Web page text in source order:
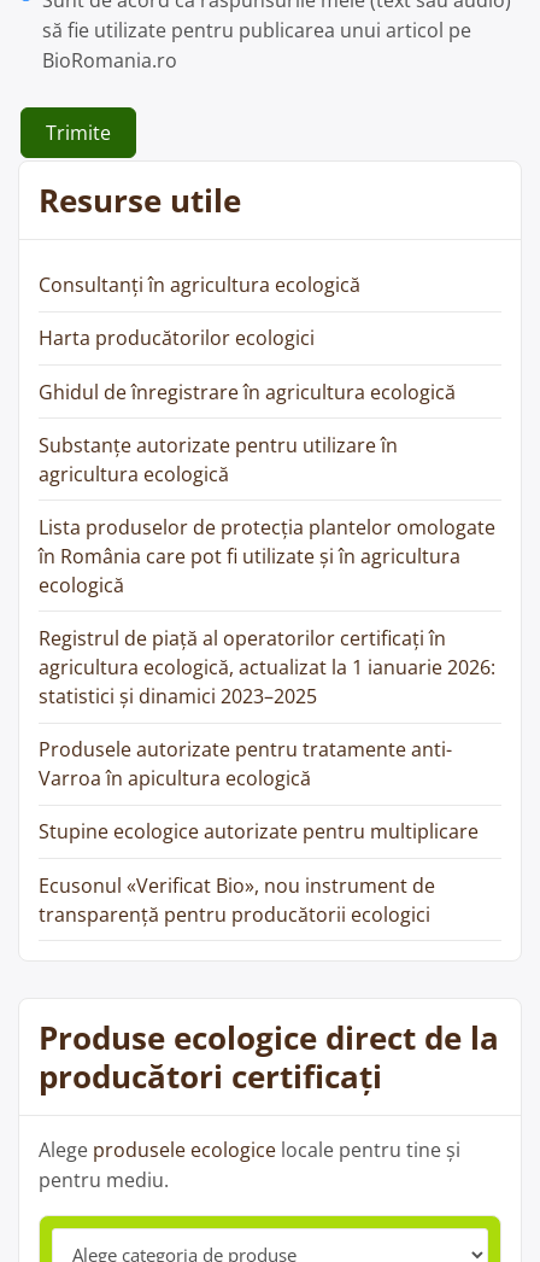
să fie utilizate pentru publicarea unui articol pe
BioRomania.ro
Resurse utile
Consultanți în agricultura ecologică
Harta producătorilor ecologici
Ghidul de înregistrare în agricultura ecologică
Substanțe autorizate pentru utilizare în
agricultura ecologică
Lista produselor de protecția plantelor omologate
în România care pot fi utilizate și în agricultura
ecologică
Registrul de piață al operatorilor certificați în
agricultura ecologică, actualizat la 1 ianuarie 2026:
statistici și dinamici 2023–2025
Produsele autorizate pentru tratamente anti-
Varroa în apicultura ecologică
Stupine ecologice autorizate pentru multiplicare
Ecusonul «Verificat Bio», nou instrument de
transparență pentru producătorii ecologici
Produse ecologice direct de la
producători certificați
Alege produsele ecologice locale pentru tine și
pentru mediu.